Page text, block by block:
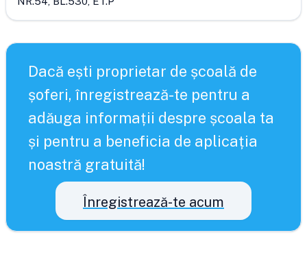
Dacă ești proprietar de școală de
șoferi, înregistrează-te pentru a
adăuga informații despre școala ta
și pentru a beneficia de aplicația
noastră gratuită!
Înregistrează-te acum